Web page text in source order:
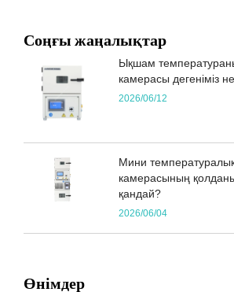
Соңғы жаңалықтар
Ықшам
камерасы дегеніміз
2026/06/12
Мини
камерасының
қандай?
2026/06/04
Өнімдер